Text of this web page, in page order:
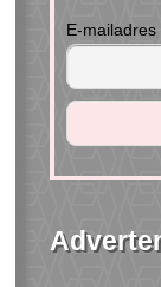
E-mailadres